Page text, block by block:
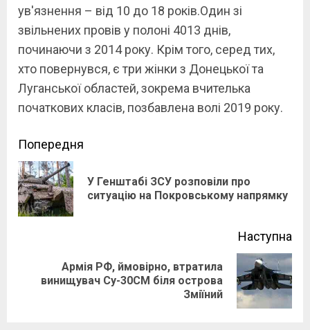
ув'язнення – від 10 до 18 років.Один зі
звільнених провів у полоні 4013 днів,
починаючи з 2014 року. Крім того, серед тих,
хто повернувся, є три жінки з Донецької та
Луганської областей, зокрема вчителька
початкових класів, позбавлена волі 2019 року.
Continue
Reading
Попередня
У Генштабі ЗСУ розповіли про
ситуацію на Покровському напрямку
Наступна
Next
Армія РФ, ймовірно, втратила
винищувач Су-30СМ біля острова
Зміїний